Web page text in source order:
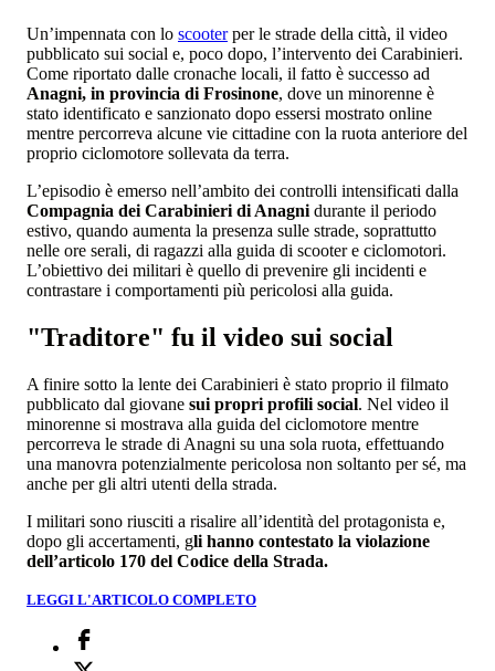
Un’impennata con lo scooterper le strade della città, il video
pubblicato sui social e, poco dopo, l’intervento dei Carabinieri.
Come riportato dalle cronache locali, il fatto è successo ad
Anagni, in provincia di Frosinone, dove un minorenne è
stato identificato e sanzionato dopo essersi mostrato online
mentre percorreva alcune vie cittadine con la ruota anteriore del
proprio ciclomotore sollevata da terra.
L’episodio è emerso nell’ambito dei controlli intensificati dalla
Compagnia dei Carabinieri di Anagni durante il periodo
estivo, quando aumenta la presenza sulle strade, soprattutto
nelle ore serali, di ragazzi alla guida di scooter e ciclomotori.
L’obiettivo dei militari è quello di prevenire gli incidenti e
contrastare i comportamenti più pericolosi alla guida.
"Traditore" fu il video sui social
A finire sotto la lente dei Carabinieri è stato proprio il filmato
pubblicato dal giovane sui propri profili social. Nel video il
minorenne si mostrava alla guida del ciclomotore mentre
percorreva le strade di Anagni su una sola ruota, effettuando
una manovra potenzialmente pericolosa non soltanto per sé, ma
anche per gli altri utenti della strada.
I militari sono riusciti a risalire all’identità del protagonista e,
dopo gli accertamenti, gli hanno contestato la violazione
dell’articolo 170 del Codice della Strada.
LEGGI L'ARTICOLO COMPLETO